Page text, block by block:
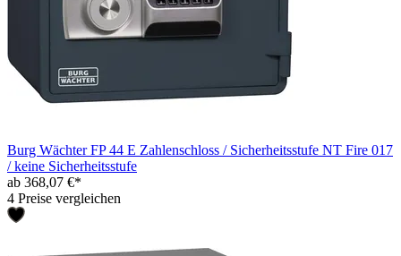
Burg Wächter FP 44 E Zahlenschloss / Sicherheitsstufe NT Fire 017
/ keine Sicherheitsstufe
ab 368,07 €*
4 Preise vergleichen